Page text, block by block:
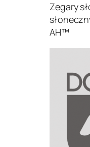
Zegary
AH™